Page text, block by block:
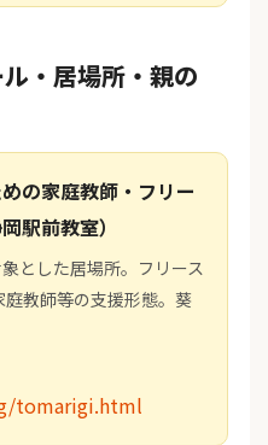
・居場所・親の
の家庭教師・フリー
駅前教室）
とした居場所。フリース
庭教師等の支援形態。葵
tomarigi.html